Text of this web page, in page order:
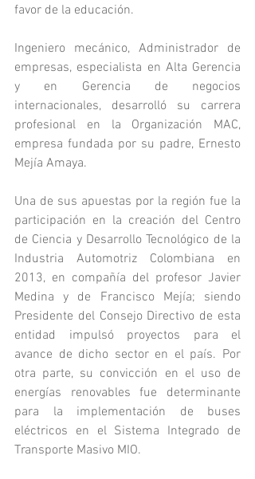
favor de la educación.
Ingeniero mecánico, Administrador de
empresas, especialista en Alta Gerencia
y en Gerencia de negocios
internacionales, desarrolló su carrera
profesional en la Organización MAC,
empresa fundada por su padre, Ernesto
Mejía Amaya.
Una de sus apuestas por la región fue la
participación en la creación del Centro
de Ciencia y Desarrollo Tecnológico de la
Industria Automotriz Colombiana en
2013, en compañía del profesor Javier
Medina y de Francisco Mejía; siendo
Presidente del Consejo Directivo de esta
entidad impulsó proyectos para el
avance de dicho sector en el país. Por
otra parte, su convicción en el uso de
energías renovables fue determinante
para la implementación de buses
eléctricos en el Sistema Integrado de
Transporte Masivo MIO.